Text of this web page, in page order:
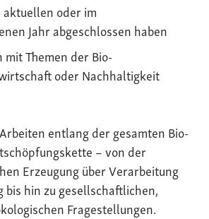
oder im
Jahr abgeschlossen haben
Themen der Bio-
oder Nachhaltigkeit
entlang der gesamten Bio-
– von der
Erzeugung über Verarbeitung
hin zu gesellschaftlichen,
Fragestellungen.